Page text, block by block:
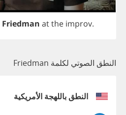
Friedman atthe improv.
النطق الصوتي لكلمة Friedman
النطق باللهجة الأمريكية